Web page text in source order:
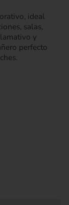
ideal
salas,
y
perfecto